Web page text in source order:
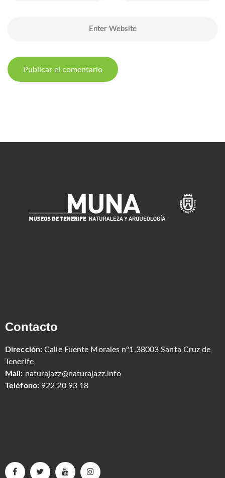
Contacto
Dirección: Calle Fuente Morales nº1,38003 Santa Cruz de
Tenerife
Mail: naturajazz@naturajazz.info
Teléfono: 922 20 93 18